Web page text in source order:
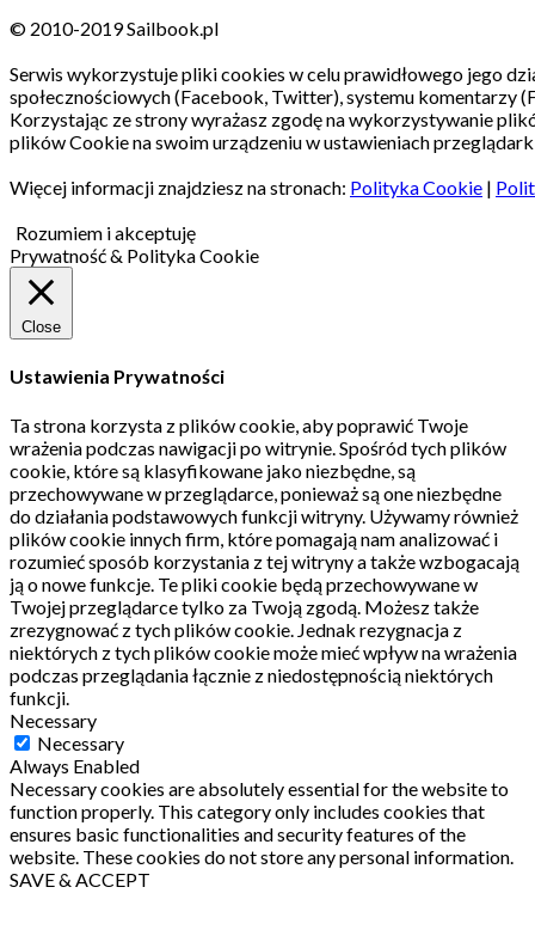
© 2010-2019 Sailbook.pl
Serwis wykorzystuje pliki cookies w celu prawidłowego jego
społecznościowych (Facebook, Twitter), systemu komentarzy
Korzystając ze strony wyrażasz zgodę na wykorzystywanie
plików Cookie na swoim urządzeniu w ustawieniach
Więcej informacji znajdziesz na stronach: Polityka Cookie |
Rozumiem i akceptuję
Prywatność & Polityka Cookie
Close
Ustawienia Prywatności
Ta strona korzysta z plików cookie, aby poprawić Twoje
wrażenia podczas nawigacji po witrynie. Spośród tych plików
cookie, które są klasyfikowane jako niezbędne, są
przechowywane w przeglądarce, ponieważ są one niezbędne
do działania podstawowych funkcji witryny. Używamy również
plików cookie innych firm, które pomagają nam analizować i
rozumieć sposób korzystania z tej witryny a także wzbogacają
ją o nowe funkcje. Te pliki cookie będą przechowywane w
Twojej przeglądarce tylko za Twoją zgodą. Możesz także
zrezygnować z tych plików cookie. Jednak rezygnacja z
niektórych z tych plików cookie może mieć wpływ na wrażenia
podczas przeglądania łącznie z niedostępnością niektórych
funkcji.
Necessary
Necessary
Always Enabled
Necessary cookies are absolutely essential for the website to
function properly. This category only includes cookies that
ensures basic functionalities and security features of the
website. These cookies do not store any personal information.
SAVE & ACCEPT